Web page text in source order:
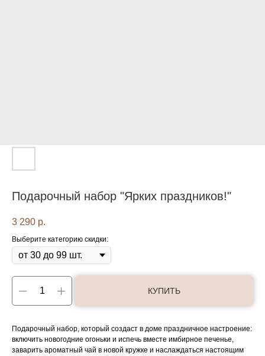
Подарочный набор "Ярких праздников!"
3 290 р.
Выберите категорию скидки:
КУПИТЬ
Подарочный набор, который создаст в доме праздничное настроение:
включить новогодние огоньки и испечь вместе имбирное печенье,
заварить ароматный чай в новой кружке и наслаждаться настоящим